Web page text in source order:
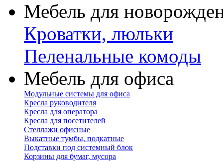
Мебель для
Кроватки, люльки
Пеленальные комоды
Мебель для офиса
Модульные системы для офиса
Кресла руководителя
Кресла для оператора
Кресла для посетителей
Стеллажи офисные
Выкатные тумбы, подкатные
Подставки под системный блок
Корзины для бумаг, мусора